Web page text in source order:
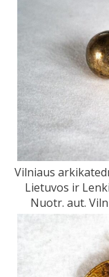
Vilniaus
Lietuvos ir
Nuotr. aut.